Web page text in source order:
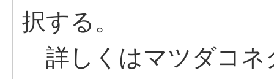
択する。
詳しくはマツダコネ